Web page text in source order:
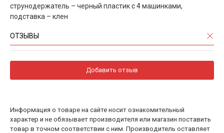
струнодержатель – черный пластик с 4 машинками,
подставка – клен
ОТЗЫВЫ
Добавить отзыв
Информация о товаре на сайте носит ознакомительный
характер и не обязывает производителя или магазин поставить
товар в точном соответствии с ним. Производитель оставляет